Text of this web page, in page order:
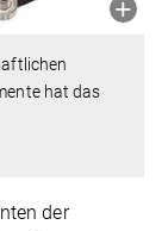
hat das
der